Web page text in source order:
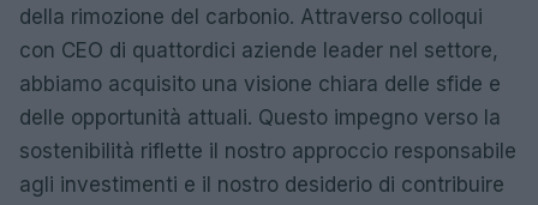
della rimozione del carbonio. Attraverso colloqui
con CEO di quattordici aziende leader nel settore,
abbiamo acquisito una visione chiara delle sfide e
delle opportunità attuali. Questo impegno verso la
sostenibilità riflette il nostro approccio responsabile
agli investimenti e il nostro desiderio di contribuire